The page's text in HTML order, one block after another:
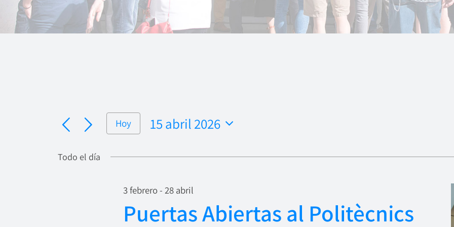
Hoy
15 abril 2026
fecha.
Todo el día
3 febrero-28 abril
Puertas Abiertas al Politècnics